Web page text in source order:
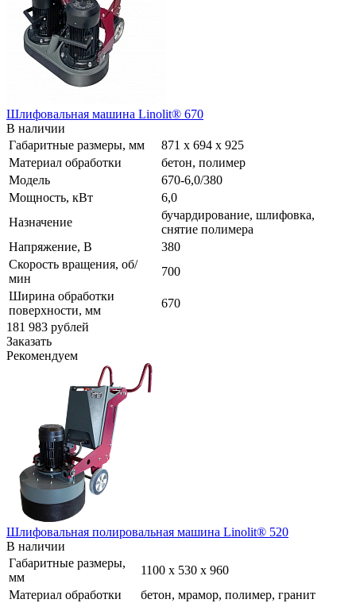
Шлифовальная машина Linolit® 670
В наличии
Габаритные размеры, мм
871 х 694 х 925
Материал обработки
бетон, полимер
Модель
670-6,0/380
Мощность, кВт
6,0
Назначение
бучардирование, шлифовка,
снятие полимера
Напряжение, В
380
Скорость вращения, об/
мин
700
Ширина обработки
поверхности, мм
670
181 983 рублей
Заказать
Рекомендуем
Шлифовальная полировальная машина Linolit® 520
В наличии
Габаритные размеры,
мм
1100 х 530 х 960
Материал обработки
бетон, мрамор, полимер, гранит